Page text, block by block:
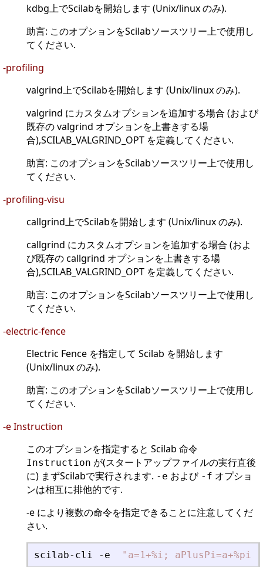
kdbg上でScilabを開始します (Unix/linux のみ).
助言: このオプションをScilabソースツリー上で使用し
てください.
-profiling
valgrind上でScilabを開始します (Unix/linux のみ).
valgrind にカスタムオプションを追加する場合 (および
既存の valgrind オプションを上書きする場
合),SCILAB_VALGRIND_OPT を定義してください.
助言: このオプションをScilabソースツリー上で使用し
てください.
-profiling-visu
callgrind上でScilabを開始します (Unix/linux のみ).
callgrind にカスタムオプションを追加する場合 (およ
び既存の callgrind オプションを上書きする場
合),SCILAB_VALGRIND_OPT を定義してください.
助言: このオプションをScilabソースツリー上で使用し
てください.
-electric-fence
Electric Fence を指定して Scilab を開始します
(Unix/linux のみ).
助言: このオプションをScilabソースツリー上で使用し
てください.
-e Instruction
このオプションを指定すると Scilab 命令
Instruction が(スタートアップファイルの実行直後
に) まずScilabで実行されます. -e および -f オプショ
ンは相互に排他的です.
-e により複数の命令を指定できることに注意してくだ
さい.
scilab- cli - e " a=1+%i;